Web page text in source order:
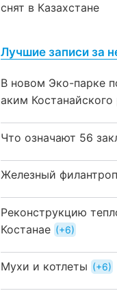
снят в Казахстане
Лучшие записи за
В новом Эко-парке
аким
Что означают 56
Железный филантроп
Реконструкцию
Костанае
+6
Мухи и котлеты +6